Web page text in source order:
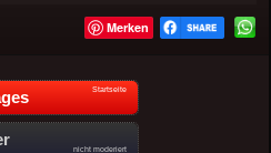
Merken
Startseite
nicht moderiert